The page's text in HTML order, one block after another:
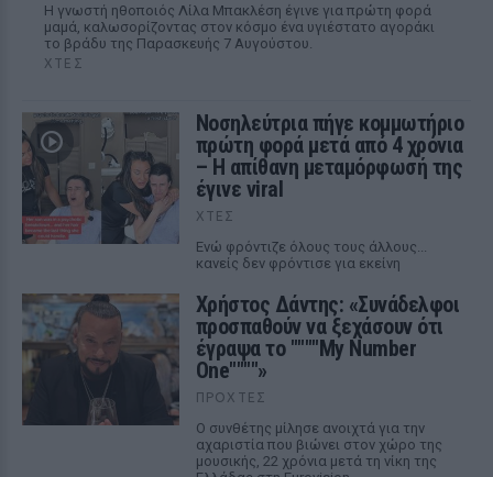
Η γνωστή ηθοποιός Λίλα Μπακλέση έγινε για πρώτη φορά
μαμά, καλωσορίζοντας στον κόσμο ένα υγιέστατο αγοράκι
το βράδυ της Παρασκευής 7 Αυγούστου.
ΧΤΕΣ
Νοσηλεύτρια πήγε κομμωτήριο
πρώτη φορά μετά από 4 χρόνια
– Η απίθανη μεταμόρφωσή της
έγινε viral
ΧΤΕΣ
Ενώ φρόντιζε όλους τους άλλους...
κανείς δεν φρόντισε για εκείνη
Χρήστος Δάντης: «Συνάδελφοι
προσπαθούν να ξεχάσουν ότι
έγραψα το """"My Number
One""""»
ΠΡΟΧΤΈΣ
Ο συνθέτης μίλησε ανοιχτά για την
αχαριστία που βιώνει στον χώρο της
μουσικής, 22 χρόνια μετά τη νίκη της